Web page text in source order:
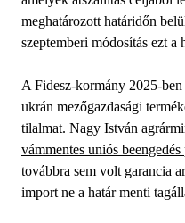
meghatározott határidőn
szeptemberi módosítás ezt a
A Fidesz-kormány 2025-
ukrán mezőgazdasági
tilalmat. Nagy István
vámmentes uniós
továbbra sem volt garancia
import ne a határ menti